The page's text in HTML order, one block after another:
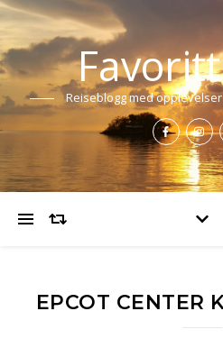
Reiseblogg med
EPCOT CENTER